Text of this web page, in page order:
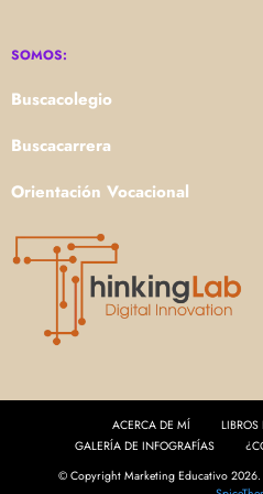
SOMOS:
Buscacolegio
Buscacarrera
Orientación Vocacional
ACERCA DE MÍ
GALERÍA DE INFOGRAFÍAS
© Copyright Marketing Educativo